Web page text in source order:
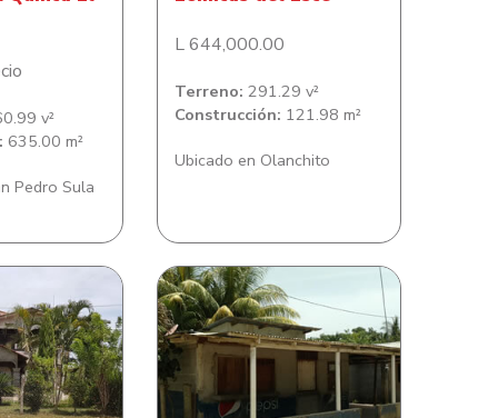
v²
635.00 m²
Pedro Sula
L 644,000.00
Terreno: 291.29 v²
Construcción: 121.98 m²
Ubicado en Olanchito
Bella Vista Casa en Isleta Central